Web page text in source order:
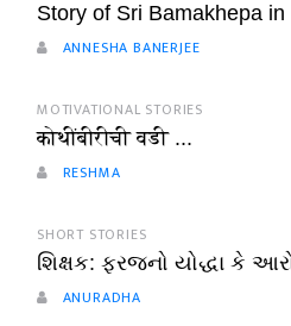
Story of Sri Bamakhepa in
ANNESHA BANERJEE
MOTIVATIONAL STORIES
कोथींबीरीची वडी ...
RESHMA
SHORT STORIES
શિક્ષક: ફરજનો યોદ્ધા કે
ANURADHA